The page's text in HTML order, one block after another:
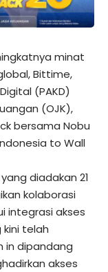
minat
Bittime,
(PAKD)
(OJK),
bersama Nobu
to Wall
diadakan 21
kolaborasi
integrasi akses
telah
in dipandang
akses